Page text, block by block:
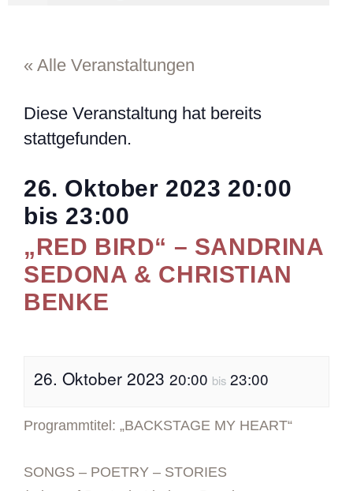
« Alle Veranstaltungen
Diese Veranstaltung hat bereits
stattgefunden.
26. Oktober 2023 20:00
bis 23:00
„RED BIRD“ – SANDRINA
SEDONA & CHRISTIAN
BENKE
26. Oktober 2023 20:00 bis 23:00
Programmtitel: „BACKSTAGE MY HEART“
SONGS – POETRY – STORIES